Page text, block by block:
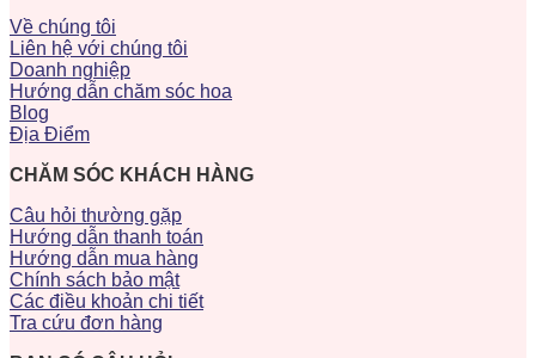
Về chúng tôi
Liên hệ với chúng tôi
Doanh nghiệp
Hướng dẫn chăm sóc hoa
Blog
Địa Điểm
CHĂM SÓC KHÁCH HÀNG
Câu hỏi thường gặp
Hướng dẫn thanh toán
Hướng dẫn mua hàng
Chính sách bảo mật
Các điều khoản chi tiết
Tra cứu đơn hàng